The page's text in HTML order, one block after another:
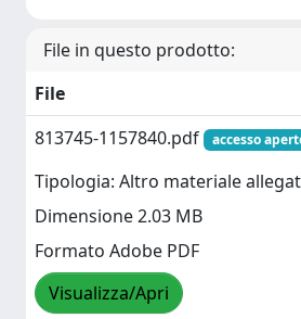
File in questo prodotto:
File
813745-1157840.pdf
accesso
Tipologia: Altro materiale
Dimensione 2.03 MB
Formato Adobe PDF
Visualizza/Apri